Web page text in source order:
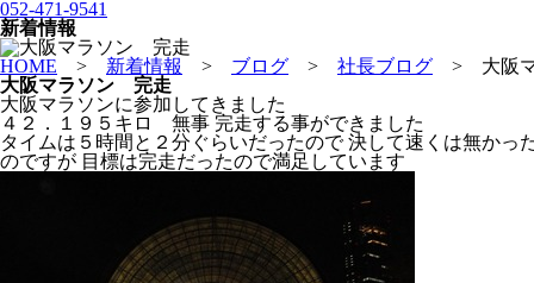
052-471-9541
新着情報
HOME > 新着情報 > ブログ > 社長ブログ > 大阪
大阪マラソン 完走
大阪マラソンに参加してきました
４２．１９５キロ 無事 完走する事ができました
タイムは５時間と２分ぐらいだったので 決して速くは無かっ
のですが 目標は完走だったので満足しています